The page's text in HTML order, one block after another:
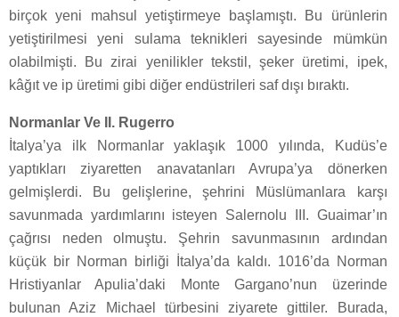
birçok yeni mahsul yetiştirmeye başlamıştı. Bu ürünlerin
yetiştirilmesi yeni sulama teknikleri sayesinde mümkün
olabilmişti. Bu zirai yenilikler tekstil, şeker üretimi, ipek,
kâğıt ve ip üretimi gibi diğer endüstrileri saf dışı bıraktı.
Normanlar Ve II. Rugerro
İtalya’ya ilk Normanlar yaklaşık 1000 yılında, Kudüs’e
yaptıkları ziyaretten anavatanları Avrupa’ya dönerken
gelmişlerdi. Bu gelişlerine, şehrini Müslümanlara karşı
savunmada yardımlarını isteyen Salernolu III. Guaimar’ın
çağrısı neden olmuştu. Şehrin savunmasının ardından
küçük bir Norman birliği İtalya’da kaldı. 1016’da Norman
Hristiyanlar Apulia’daki Monte Gargano’nun üzerinde
bulunan Aziz Michael türbesini ziyarete gittiler. Burada,